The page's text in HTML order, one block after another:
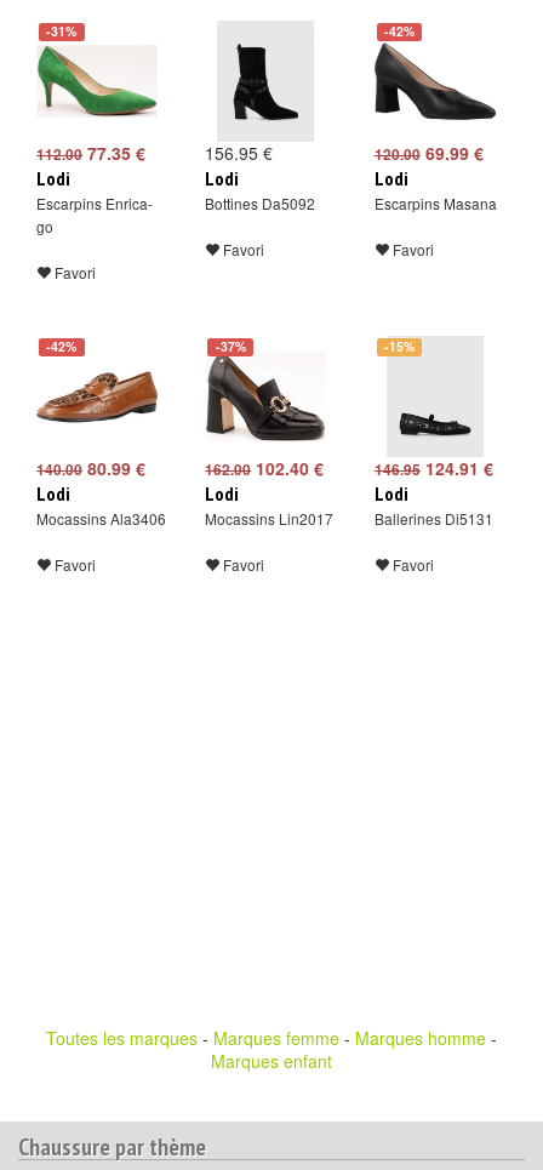
-31%
112.00 77.35 €
Lodi
Escarpins Enrica-
go
Favori
156.95 €
Lodi
Bottines Da5092
Favori
-42%
120.0069.99 €
Lodi
Escarpins Masana
Favori
-42%
140.00 80.99 €
Lodi
Mocassins Ala3406
Favori
-37%
162.00102.40 €
Lodi
Mocassins Lin2017
Favori
-15%
146.95124.91 €
Lodi
Ballerines Di5131
Favori
Toutes les marques - Marques femme - Marques homme -
Marques enfant
Chaussure par thème